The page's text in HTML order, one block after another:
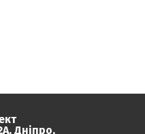
Дніпро,